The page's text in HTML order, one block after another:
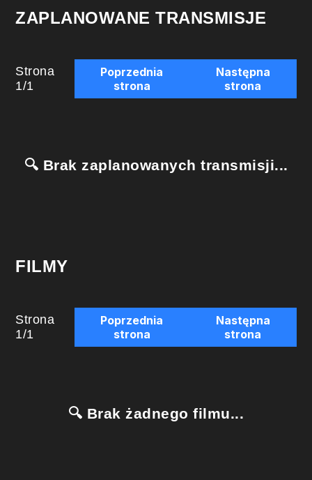
ZAPLANOWANE TRANSMISJE
Strona
1/1
Poprzednia
strona
Następna
strona
🔍 Brak zaplanowanych transmisji...
FILMY
Strona
1/1
Poprzednia
strona
Następna
strona
🔍 Brak żadnego filmu...